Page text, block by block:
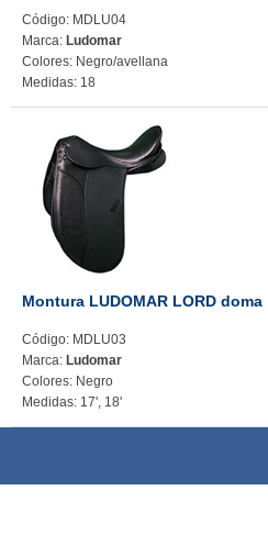
Código: MDLU04
Marca: Ludomar
Colores: Negro/avellana
Medidas: 18
Montura LUDOMAR LORD doma
Código: MDLU03
Marca: Ludomar
Colores: Negro
Medidas: 17', 18'